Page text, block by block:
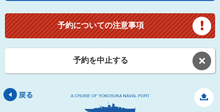
予約についての注意事項
予約を中止する